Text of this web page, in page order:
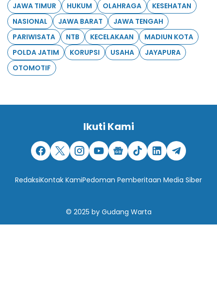
JAWA TIMUR
HUKUM OLAHRAGA
KESEHATAN
NASIONAL
JAWA BARAT
JAWA TENGAH
PARIWISATA
NTB KECELAKAAN
MADIUN KOTA
POLDA JATIM
KORUPSI USAHA
JAYAPURA
OTOMOTIF
Ikuti Kami
RedaksiKontak KamiPedoman Pemberitaan Media Siber
© 2025 by Gudang Warta